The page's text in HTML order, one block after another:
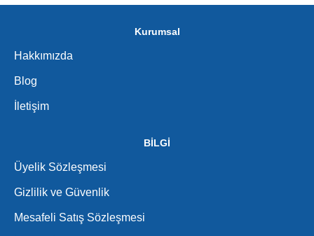
Kurumsal
Hakkımızda
Blog
İletişim
BİLGİ
Üyelik Sözleşmesi
Gizlilik ve Güvenlik
Mesafeli Satış Sözleşmesi